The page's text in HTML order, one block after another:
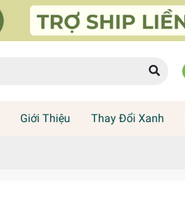
Giới Thiệu Thay Đổi Xanh